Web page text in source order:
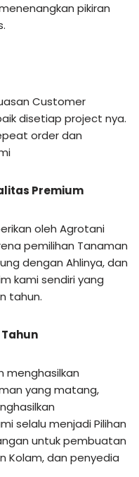
pikiran
Customer
disetiap project nya.
order dan
Premium
oleh Agrotani
pemilihan Tanaman
dengan Ahlinya, dan
kami sendiri yang
tahun.
menghasilkan
yang matang,
selalu menjadi Pilihan
untuk pembuatan
Kolam, dan penyedia